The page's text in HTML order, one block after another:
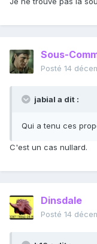
Sous-
Posté 14
jabial a dit :
Qui a tenu ces
C'est un cas nullard.
Dinsdale
Posté 14